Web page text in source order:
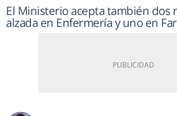
El Ministerio acepta también dos
alzada en Enfermería y uno en